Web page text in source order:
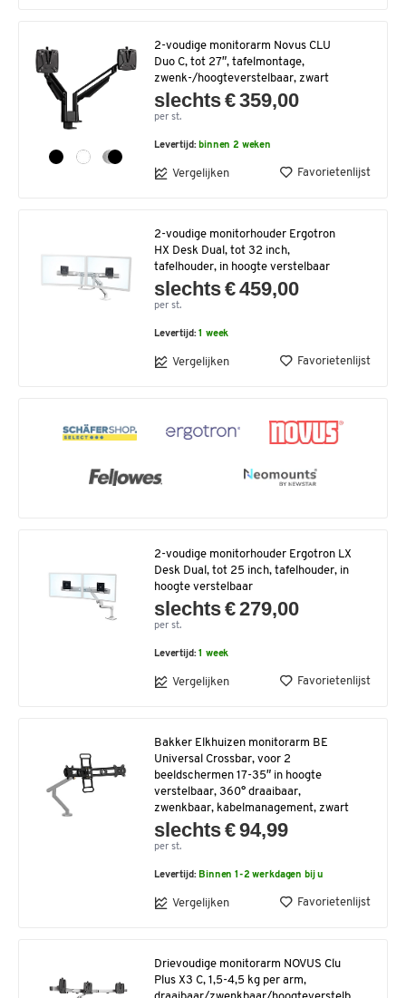
2-voudige monitorarm Novus CLU
Duo C, tot 27″, tafelmontage,
zwenk-/hoogteverstelbaar, zwart
slechts € 359,00
per st.
Levertijd: binnen 2 weken
Vergelijken Favorietenlijst
2-voudige monitorhouder Ergotron
HX Desk Dual, tot 32 inch,
tafelhouder, in hoogte verstelbaar
slechts € 459,00
per st.
Levertijd:1 week
Vergelijken Favorietenlijst
2-voudige monitorhouder Ergotron LX
Desk Dual, tot 25 inch, tafelhouder, in
hoogte verstelbaar
slechts € 279,00
per st.
Levertijd:1 week
Vergelijken Favorietenlijst
Bakker Elkhuizen monitorarm BE
Universal Crossbar, voor 2
beeldschermen 17-35″ in hoogte
verstelbaar, 360° draaibaar,
zwenkbaar, kabelmanagement, zwart
slechts € 94,99
per st.
Levertijd: Binnen 1-2 werkdagen bij u
Vergelijken Favorietenlijst
Drievoudige monitorarm NOVUS Clu
Plus X3 C, 1,5-4,5 kg per arm,